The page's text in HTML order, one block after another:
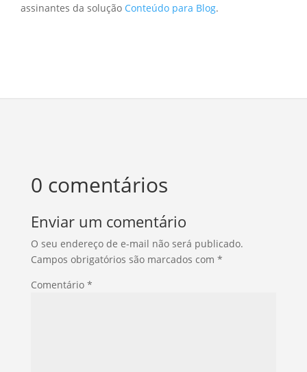
assinantes da solução Conteúdo para Blog.
0 comentários
Enviar um comentário
O seu endereço de e-mail não será publicado.
Campos obrigatórios são marcados com *
Comentário *